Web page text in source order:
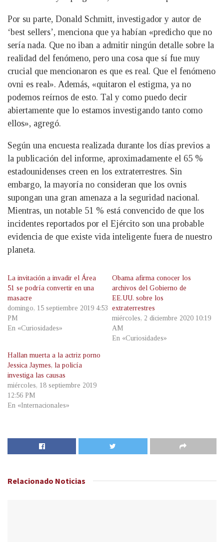
Por su parte, Donald Schmitt, investigador y autor de
‘best sellers’, menciona que ya habían «predicho que no
sería nada. Que no iban a admitir ningún detalle sobre la
realidad del fenómeno, pero una cosa que sí fue muy
crucial que mencionaron es que es real. Que el fenómeno
ovni es real». Además, «quitaron el estigma, ya no
podemos reírnos de esto. Tal y como puedo decir
abiertamente que lo estamos investigando tanto como
ellos», agregó.
Según una encuesta realizada durante los días previos a
la publicación del informe, aproximadamente el 65 %
estadounidenses creen en los extraterrestres. Sin
embargo, la mayoría no consideran que los ovnis
supongan una gran amenaza a la seguridad nacional.
Mientras, un notable 51 % está convencido de que los
incidentes reportados por el Ejército son una probable
evidencia de que existe vida inteligente fuera de nuestro
planeta.
La invitación a invadir el Área
51 se podría convertir en una
masacre
domingo, 15 septiembre 2019 4:53
PM
En «Curiosidades»
Obama afirma conocer los
archivos del Gobierno de
EE.UU. sobre los
extraterrestres
miércoles, 2 diciembre 2020 10:19
AM
En «Curiosidades»
Hallan muerta a la actriz porno
Jessica Jaymes, la policía
investiga las causas
miércoles, 18 septiembre 2019
12:56 PM
En «Internacionales»
Relacionado Noticias